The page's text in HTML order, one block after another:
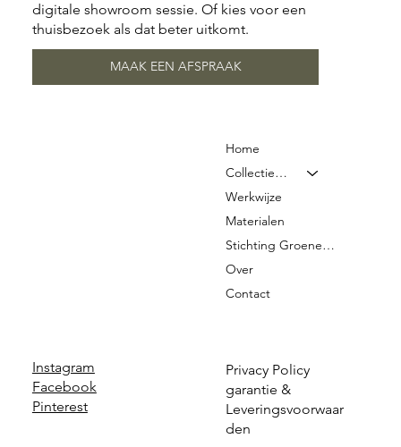
Instagram
Facebook
Pinterest
Privacy Policy
garantie &
Leveringsvoorwaar
den
Home
Collectie & Prijzen
Werkwijze
Materialen
Stichting Groene Graven
Over
Contact
digitale showroom sessie. Of kies voor een
thuisbezoek als dat beter uitkomt.
MAAK EEN AFSPRAAK